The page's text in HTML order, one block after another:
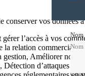
conserver vos données
gérer l’accès à vos
la relation
Améliorer
d’attaques et
Nom
Nom
Nom